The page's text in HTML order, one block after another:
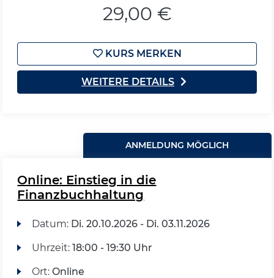
29,00 €
KURS MERKEN
WEITERE DETAILS
ANMELDUNG MÖGLICH
Online: Einstieg in die
Finanzbuchhaltung
Datum: Di. 20.10.2026 - Di. 03.11.2026
Uhrzeit: 18:00 - 19:30 Uhr
Ort: Online